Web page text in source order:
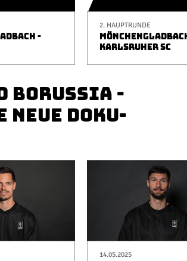
-
2. HAUPTRUNDE
KARLSRUHER SC
BORUSSIA -
NEUE DOKU-
14.05.2025